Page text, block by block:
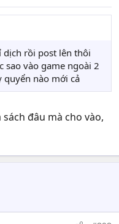
dịch rồi post lên thôi
sao vào game ngoài 2
nào mới cả
đâu mà cho vào,